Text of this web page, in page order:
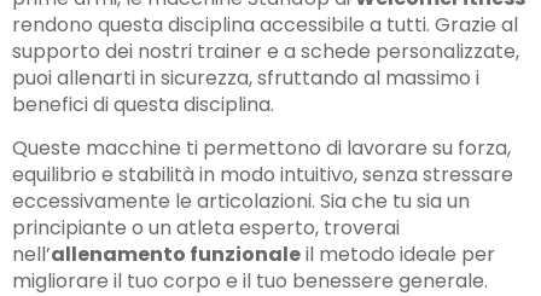
rendono questa disciplina accessibile a tutti. Grazie al
supporto dei nostri trainer e a schede personalizzate,
puoi allenarti in sicurezza, sfruttando al massimo i
benefici di questa disciplina.
Queste macchine ti permettono di lavorare su forza,
equilibrio e stabilità in modo intuitivo, senza stressare
eccessivamente le articolazioni. Sia che tu sia un
principiante o un atleta esperto, troverai
nell’allenamento funzionaleil metodo ideale per
migliorare il tuo corpo e il tuo benessere generale.